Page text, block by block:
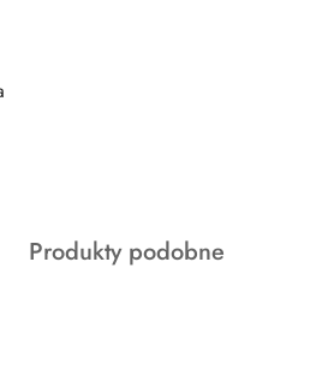
Produkty
Produkty podobne